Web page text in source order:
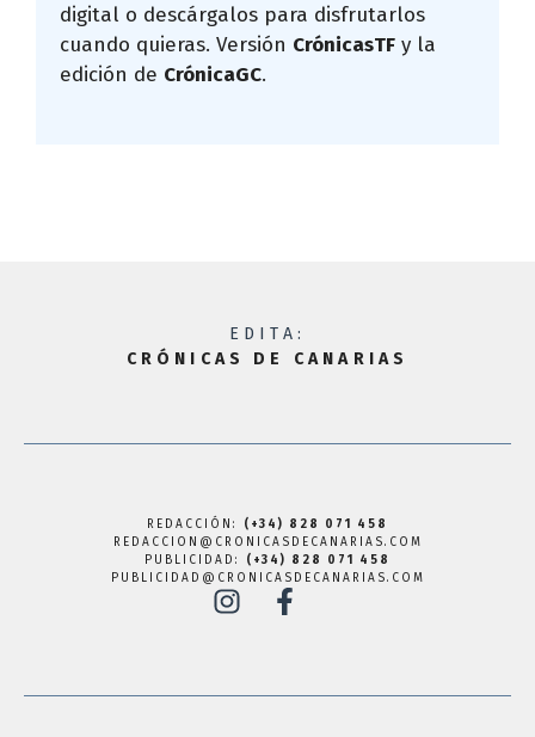
digital o descárgalos para disfrutarlos
cuando quieras. Versión CrónicasTF y la
edición de CrónicaGC.
EDITA:
CRÓNICAS DE CANARIAS
REDACCIÓN: (+34) 828 071 458
REDACCION@CRONICASDECANARIAS.COM
PUBLICIDAD: (+34) 828 071 458
PUBLICIDAD@CRONICASDECANARIAS.COM